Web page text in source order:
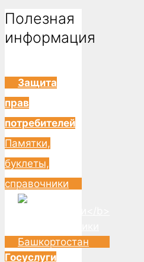
Полезная
информация
Защита
прав
потребителей
Памятки,
буклеты,
справочники
Госуслуги